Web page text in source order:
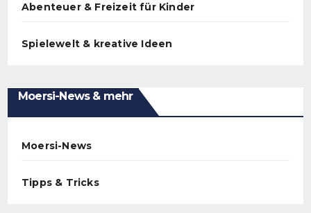
Abenteuer & Freizeit für Kinder
Spielewelt & kreative Ideen
Moersi-News & mehr
Moersi-News
Tipps & Tricks